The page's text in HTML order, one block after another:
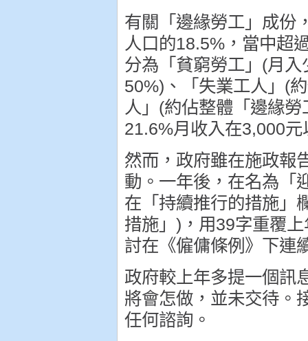
有關「邊緣勞工」成份
人口的18.5%，當中超
分為「貧窮勞工」(月
50%)、「失業工人」(
人」(約佔整體「邊緣
21.6%月收入在3,000元
然而，政府雖在施政報
動。一年後，在名為「
在「持續推行的措施」
措施」)，用39字重覆
討在《僱傭條例》下連
政府較上年多提一個訊
將會怎做，並未交待。
任何諮詢。